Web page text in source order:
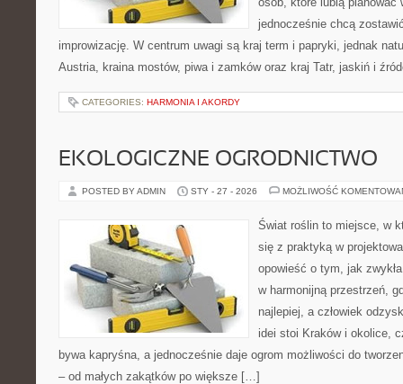
jednocześnie chcą
improwizację. W centrum uwagi są kraj term i papryki, jednak
Austria, kraina mostów, piwa i zamków oraz kraj Tatr, jaskiń i
CATEGORIES: HARMONIA I AKORDY
EKOLOGICZNE OGRODNICTWO
POSTED BY ADMIN STY - 27 - 2026 MOŻLIWOŚĆ
Świat roślin to miejsce, w
się z praktyką w
opowieść o tym, jak
w harmonijną przestrzeń,
najlepiej, a człowiek
idei stoi Kraków i okolice,
bywa kapryśna, a jednocześnie daje ogrom możliwości do
– od małych zakątków po większe […]